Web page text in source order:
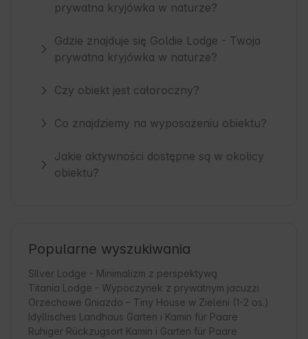
prywatna kryjówka w naturze?
Gdzie znajduje się Goldie Lodge - Twoja
prywatna kryjówka w naturze?
Czy obiekt jest całoroczny?
Co znajdziemy na wyposażeniu obiektu?
Jakie aktywności dostępne są w okolicy
obiektu?
Popularne wyszukiwania
SIlver Lodge - Minimalizm z perspektywą
Titania Lodge - Wypoczynek z prywatnym jacuzzi
Orzechowe Gniazdo – Tiny House w Zieleni (1-2 os.)
Idyllisches Landhaus Garten i Kamin für Paare
Ruhiger Rückzugsort Kamin i Garten für Paare